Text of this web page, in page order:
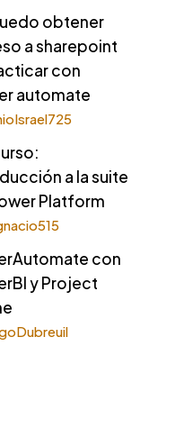
obtener
a sharepoint
con
automate
a la suite
Platform
con
y Project